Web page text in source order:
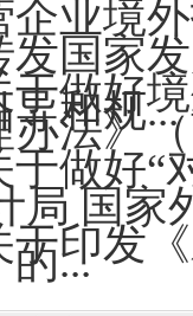
业境
发国家
和规...
做好
法》
做好“
局 国家
的...印发